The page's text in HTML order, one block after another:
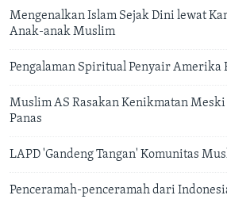
Mengenalkan Islam Sejak Dini lewat
Anak-anak Muslim
Pengalaman Spiritual Penyair Amerika
Muslim AS Rasakan Kenikmatan
Panas
LAPD 'Gandeng Tangan' Komunitas
Penceramah-penceramah dari